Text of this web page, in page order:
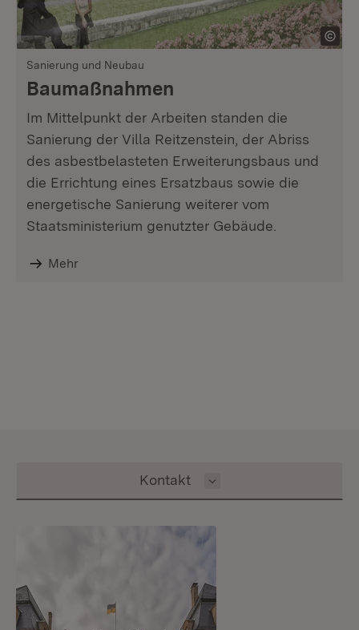
Sanierung und Neubau
Baumaßnahmen
Im Mittelpunkt der Arbeiten standen die
Sanierung der Villa Reitzenstein, der Abriss
des asbestbelasteten Erweiterungsbaus und
die Errichtung eines Ersatzbaus sowie die
energetische Sanierung weiterer vom
Staatsministerium genutzter Gebäude.
Mehr
Inhalt auswählen
Kontakt